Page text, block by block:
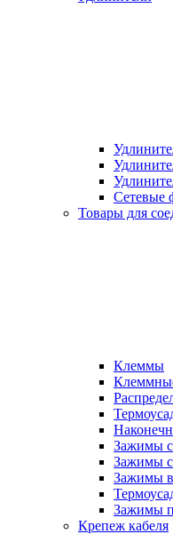
Сетевые
Товары для
Клеммы
Зажимы
Зажимы
Зажимы
Зажимы
Крепеж кабеля